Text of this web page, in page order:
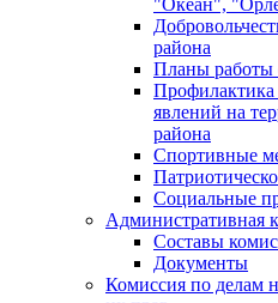
"Океан",
района
Планы работы
Профилактика
явлений на
района
Спортивные
Социальные
Административная
Составы
Документы
Комиссия по делам